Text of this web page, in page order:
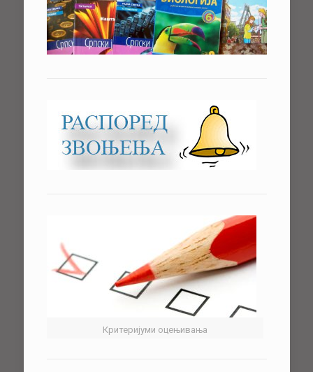
Критеријуми оцењивања